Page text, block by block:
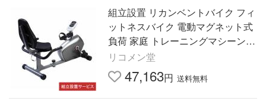
組立設置 リカンベントバイク フィ
ットネスバイク 電動マグネット式
負荷 家庭 トレーニングマシーン
クロストレーナー エリプティカル
リハビリ 代引不可
リコメン堂
47,163円 送料無料